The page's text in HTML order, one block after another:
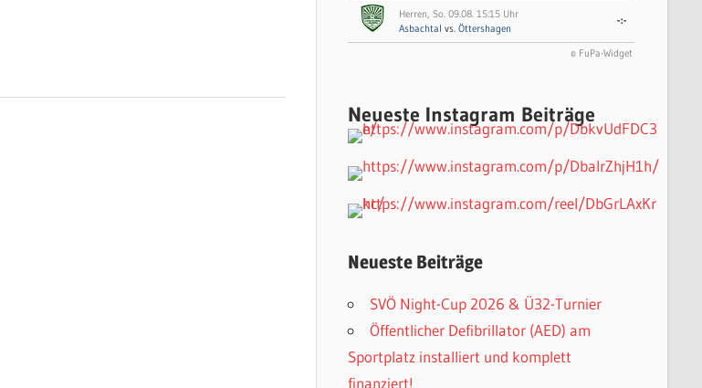
Herren, So. 09.08. 15:15 Uhr
Asbachtal vs. Öttershagen
-:-
© FuPa-Widget
Neueste Instagram Beiträge
Neueste Beiträge
SVÖ Night-Cup 2026 & Ü32-Turnier
Öffentlicher Defibrillator (AED) am
Sportplatz installiert und komplett
finanziert!